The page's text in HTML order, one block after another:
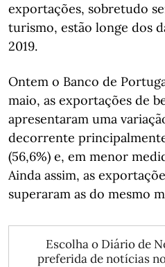
exportações, sobretudo
turismo, estão longe dos
2019.
Ontem o Banco de
maio, as exportações de
apresentaram uma
decorrente
(56,6%) e, em menor
Ainda assim, as
superaram as do mesmo
Escolha o Diário de
preferida de notícias